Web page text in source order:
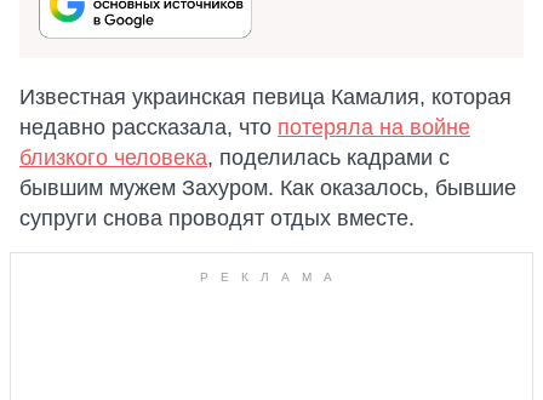
Известная украинская певица Камалия, которая
недавно рассказала, что потеряла на войне
близкого человека, поделилась кадрами с
бывшим мужем Захуром. Как оказалось, бывшие
супруги снова проводят отдых вместе.